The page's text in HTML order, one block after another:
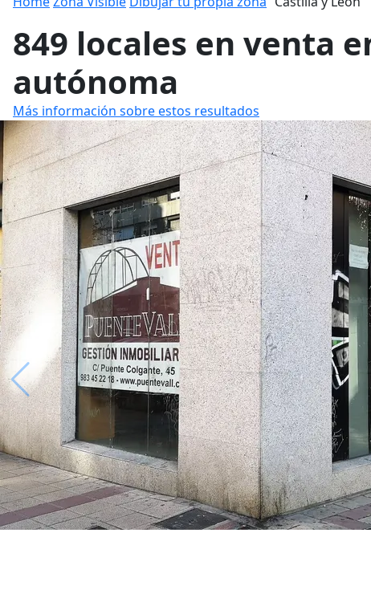
849 locales en venta
autónoma
Más información sobre estos resultados